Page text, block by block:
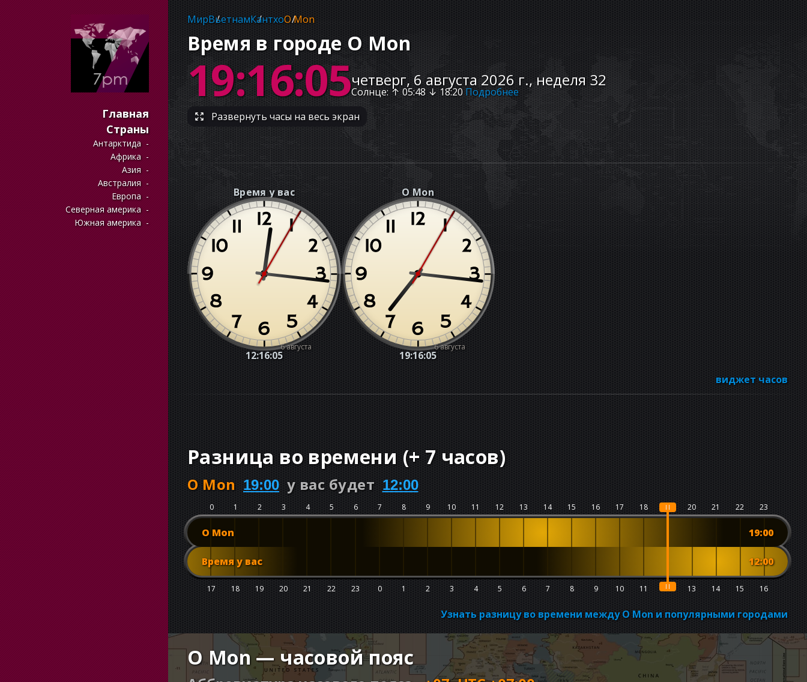
Главная
Страны
Антарктида
Африка
Азия
Австралия
Европа
Северная америка
Южная америка
МирВьетнамКантхоO Mon
Время в городе O Mon
19:16:07четверг, 6 августа 2026 г., неделя 32
Солнце: ↑05:48 ↓ 18:20 Подробнее
Развернуть часы на весь экран
Время у вас
12:16:07
6 августа
O Mon
19:16:07
6 августа
виджет часов
Разница во времени (+ 7 часов)
O Mon 19:00 у вас будет 12:00
0 1 2 3 4 5 6 7 8 9 10 11 12 13 14 15 16 17 18 19 20 21 22 23
O Mon 19:00
17 18 19 20 21 22 23 0 1 2 3 4 5 6 7 8 9 10 11 12 13 14 15 16
Время у вас 12:00
Узнать разницу во времени между O Mon и популярными городами
O Mon — часовой пояс